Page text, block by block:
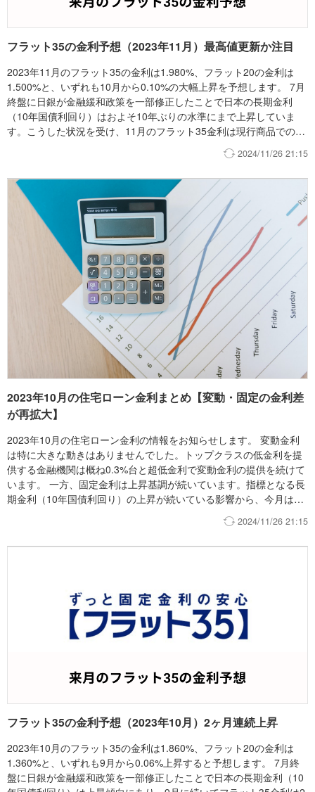
フラット35の金利予想（2023年11月）最高値更新か注目
2023年11月のフラット35の金利は1.980%、フラット20の金利は
1.500%と、いずれも10月から0.10%の大幅上昇を予想します。 7月
終盤に日銀が金融緩和政策を一部修正したことで日本の長期金利
（10年国債利回り）はおよそ10年ぶりの水準にまで上昇していま
す。こうした状況を受け、11月のフラット35金利は現行商品での過
去最高値を更新する可能性があります。 モゲチェックとしてはかね
てより変動金利の利用をオススメしています。固定金利の水準はす
でに水準を切り上げて推移しており、安定した低金利が続く変動金
2024/11/26 21:15
2023年10月の住宅ローン金利まとめ【変動・固定の金利差
が再拡大】
2023年10月の住宅ローン金利の情報をお知らせします。 変動金利
は特に大きな動きはありませんでした。トップクラスの低金利を提
供する金融機関は概ね0.3%台と超低金利で変動金利の提供を続けて
います。 一方、固定金利は上昇基調が続いています。指標となる長
期金利（10年国債利回り）の上昇が続いている影響から、今月は9
月に比べ全体的に0.1%程度上昇しています。 依然として変動金利
と固定金利の金利差は再び拡大しており、モゲチェックとしては変
動金利の優位性が揺るがないと考えています。
2024/11/26 21:15
フラット35の金利予想（2023年10月）2ヶ月連続上昇
2023年10月のフラット35の金利は1.860%、フラット20の金利は
1.360%と、いずれも9月から0.06%上昇すると予想します。 7月終
盤に日銀が金融緩和政策を一部修正したことで日本の長期金利（10